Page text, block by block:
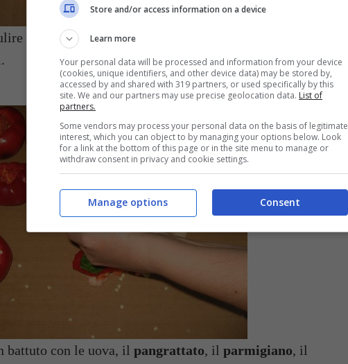
i peperoni eliminando le parti non commestibili ed i
battuto con le uova, il pangrattato, il parmigiano, il
Store and/or access information on a device
Learn more
Your personal data will be processed and information from your device
(cookies, unique identifiers, and other device data) may be stored by,
accessed by and shared with 319 partners, or used specifically by this
site. We and our partners may use precise geolocation data. List of
partners.
Some vendors may process your personal data on the basis of legitimate
interest, which you can object to by managing your options below. Look
for a link at the bottom of this page or in the site menu to manage or
withdraw consent in privacy and cookie settings.
Consent
Manage options